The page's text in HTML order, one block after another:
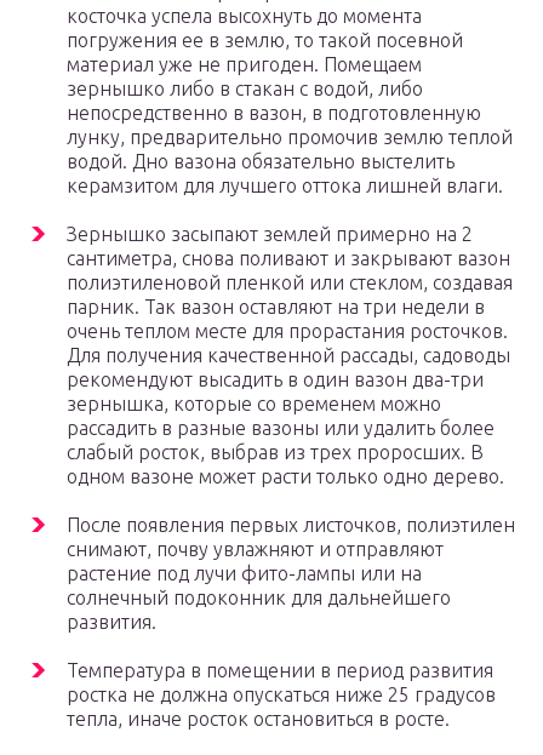
косточка успела высохнуть до момента
погружения ее в землю, то такой посевной
материал уже не пригоден. Помещаем
зернышко либо в стакан с водой, либо
непосредственно в вазон, в подготовленную
лунку, предварительно промочив землю теплой
водой. Дно вазона обязательно выстелить
керамзитом для лучшего оттока лишней влаги.
Зернышко засыпают землей примерно на 2
сантиметра, снова поливают и закрывают вазон
полиэтиленовой пленкой или стеклом, создавая
парник. Так вазон оставляют на три недели в
очень теплом месте для прорастания росточков.
Для получения качественной рассады, садоводы
рекомендуют высадить в один вазон два-три
зернышка, которые со временем можно
рассадить в разные вазоны или удалить более
слабый росток, выбрав из трех проросших. В
одном вазоне может расти только одно дерево.
После появления первых листочков, полиэтилен
снимают, почву увлажняют и отправляют
растение под лучи фито-лампы или на
солнечный подоконник для дальнейшего
развития.
Температура в помещении в период развития
ростка не должна опускаться ниже 25 градусов
тепла, иначе росток остановиться в росте.